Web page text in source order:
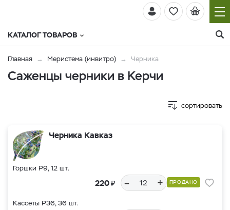
КАТАЛОГ ТОВАРОВ
Главная Меристема (инвитро) Черника
Саженцы черники в Керчи
сортировать
Черника Кавказ
Горшки Р9, 12 шт.
220₽ – + ПРОДАНО
Кассеты Р36, 36 шт.